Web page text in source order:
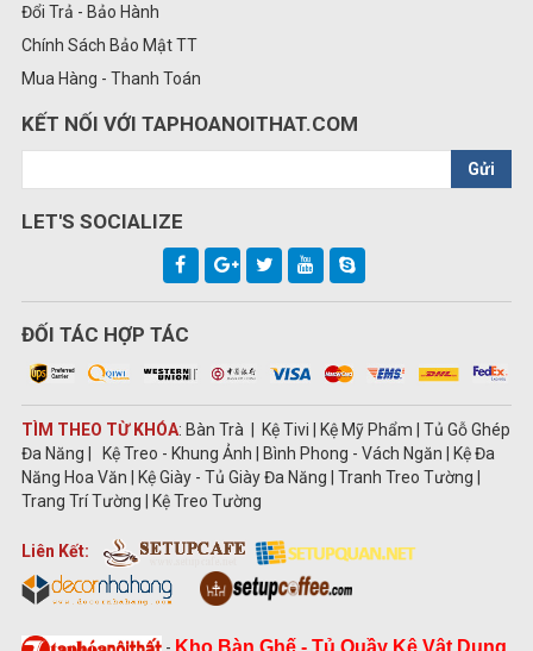
Đổi Trả - Bảo Hành
Chính Sách Bảo Mật TT
Mua Hàng - Thanh Toán
KẾT NỐI VỚI TAPHOANOITHAT.COM
Gửi
LET'S SOCIALIZE
ĐỐI TÁC HỢP TÁC
TÌM THEO TỪ KHÓA: Bàn Trà | Kệ Tivi | Kệ Mỹ Phẩm | Tủ Gỗ Ghép
Đa Năng | Kệ Treo - Khung Ảnh | Bình Phong - Vách Ngăn | Kệ Đa
Năng Hoa Văn | Kệ Giày - Tủ Giày Đa Năng | Tranh Treo Tường |
Trang Trí Tường | Kệ Treo Tường
Liên Kết: